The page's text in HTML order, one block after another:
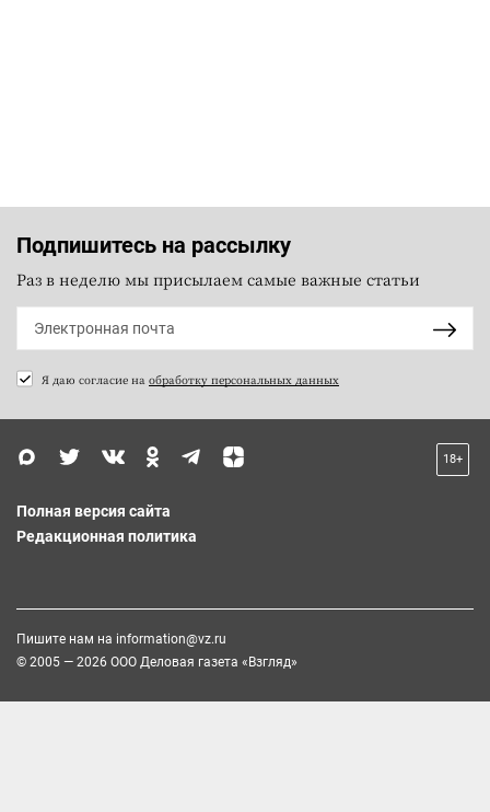
Подпишитесь на рассылку
Раз в неделю мы присылаем самые важные статьи
Я даю согласие на обработку персональных данных
18+
Полная версия сайта
Редакционная политика
Пишите нам на information@vz.ru
© 2005 — 2026 ООО Деловая газета «Взгляд»